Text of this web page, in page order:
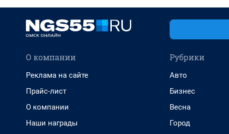
О компании
Реклама на сайте
Прайс-лист
О компании
Наши награды
Рубрики
Авто
Бизнес
Весна
Город